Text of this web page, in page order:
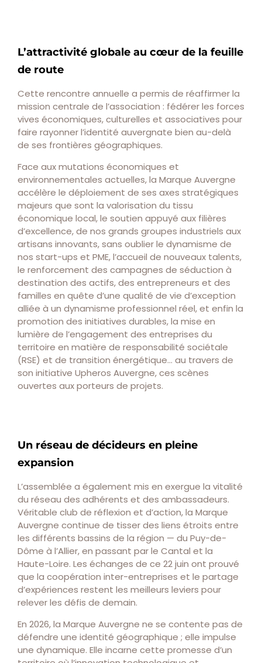
L’attractivité globale au cœur de la feuille
de route
Cette rencontre annuelle a permis de réaffirmer la
mission centrale de l’association : fédérer les forces
vives économiques, culturelles et associatives pour
faire rayonner l’identité auvergnate bien au-delà
de ses frontières géographiques.
Face aux mutations économiques et
environnementales actuelles, la Marque Auvergne
accélère le déploiement de ses axes stratégiques
majeurs que sont la valorisation du tissu
économique local, le soutien appuyé aux filières
d’excellence, de nos grands groupes industriels aux
artisans innovants, sans oublier le dynamisme de
nos start-ups et PME, l’accueil de nouveaux talents,
le renforcement des campagnes de séduction à
destination des actifs, des entrepreneurs et des
familles en quête d’une qualité de vie d’exception
alliée à un dynamisme professionnel réel, et enfin la
promotion des initiatives durables, la mise en
lumière de l’engagement des entreprises du
territoire en matière de responsabilité sociétale
(RSE) et de transition énergétique… au travers de
son initiative Upheros Auvergne, ces scènes
ouvertes aux porteurs de projets.
Un réseau de décideurs en pleine
expansion
L’assemblée a également mis en exergue la vitalité
du réseau des adhérents et des ambassadeurs.
Véritable club de réflexion et d’action, la Marque
Auvergne continue de tisser des liens étroits entre
les différents bassins de la région — du Puy-de-
Dôme à l’Allier, en passant par le Cantal et la
Haute-Loire. Les échanges de ce 22 juin ont prouvé
que la coopération inter-entreprises et le partage
d’expériences restent les meilleurs leviers pour
relever les défis de demain.
En 2026, la Marque Auvergne ne se contente pas de
défendre une identité géographique ; elle impulse
une dynamique. Elle incarne cette promesse d’un